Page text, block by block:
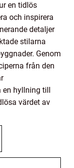
en tidlös
och inspirera
detaljer
stilarna
Genom
från den
en hyllning till
värdet av